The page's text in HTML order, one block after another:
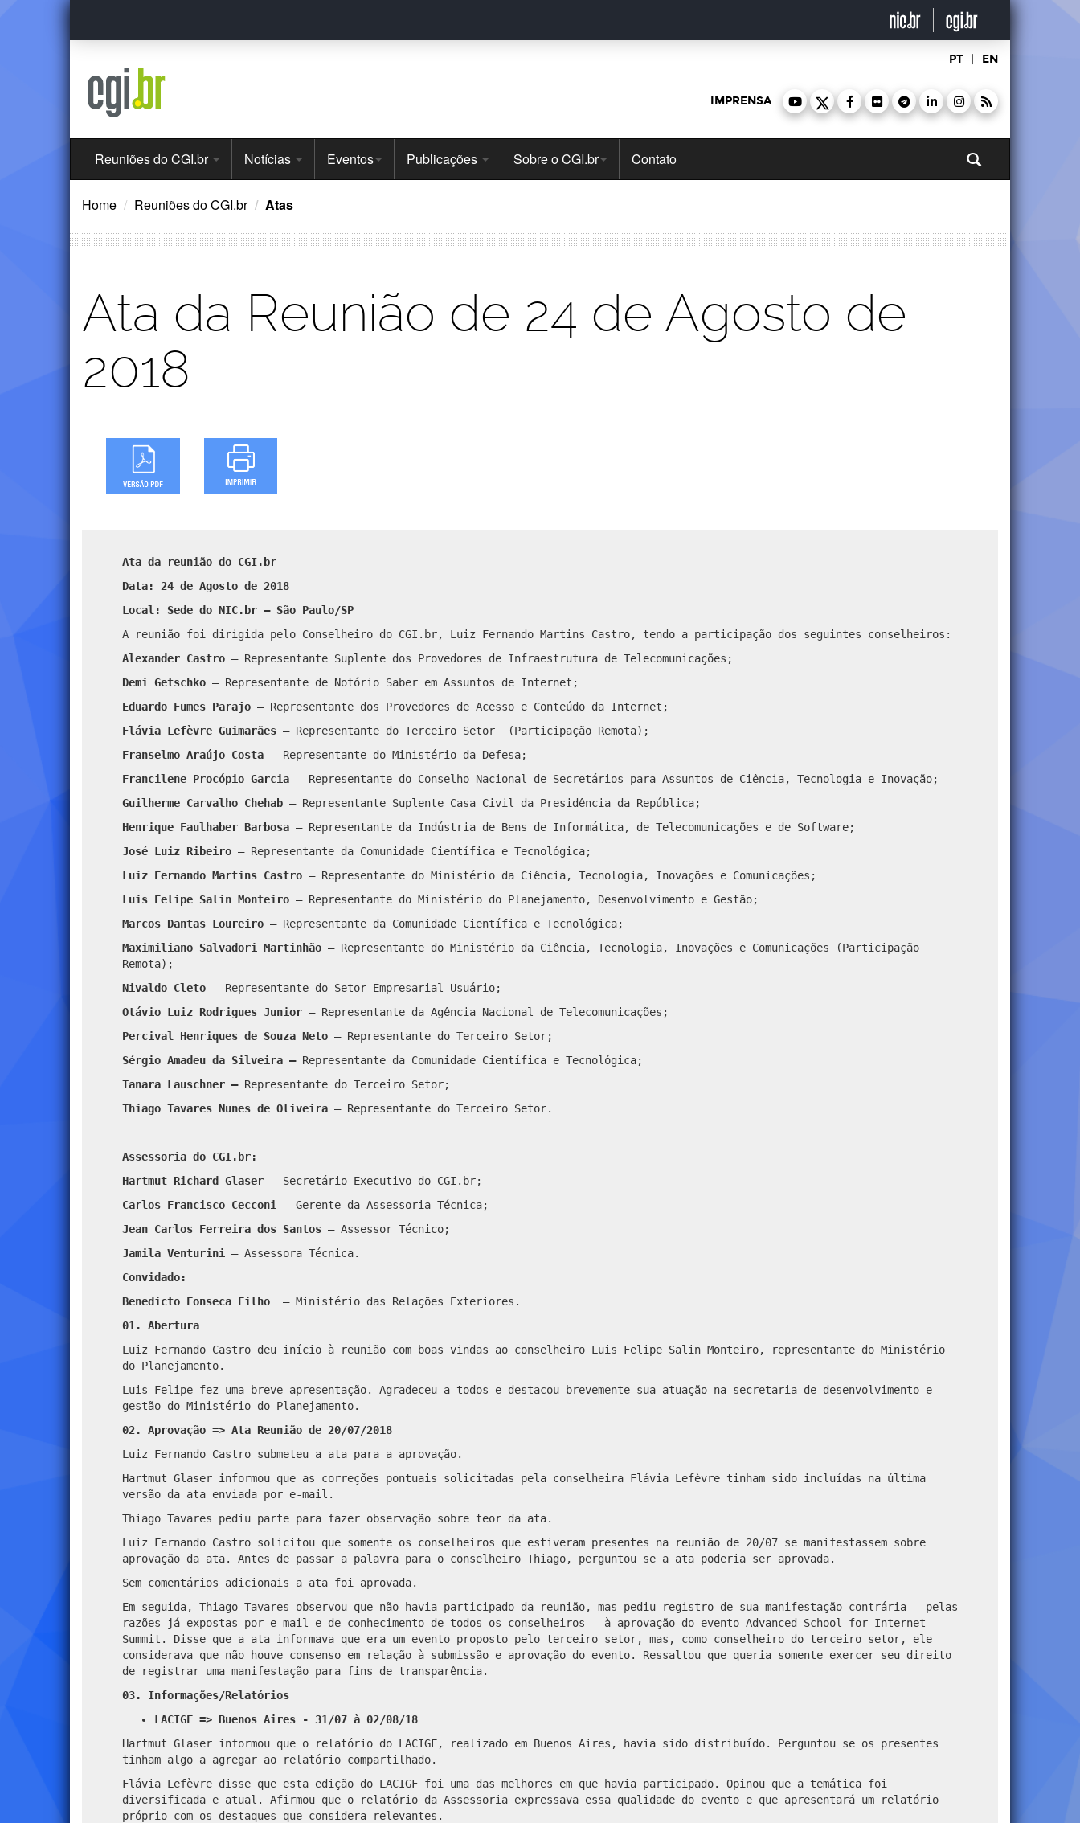
Ir
o
PT | EN
IMPRENSA
Menu
Principal
Reuniões do CGI.br Notícias Eventos Publicações Sobre o CGI.br Contato
Home Reuniões do CGI.br Atas
Ata da Reunião de 24 de Agosto de
2018
Ata da reunião do CGI.br
Data: 24 de Agosto de 2018
Local: Sede do NIC.br – São Paulo/SP
A reunião foi dirigida pelo Conselheiro do CGI.br, Luiz Fernando Martins Castro, tendo a participação dos seguintes conselheiros:
Alexander Castro – Representante Suplente dos Provedores de Infraestrutura de Telecomunicações;
Demi Getschko – Representante de Notório Saber em Assuntos de Internet;
Eduardo Fumes Parajo – Representante dos Provedores de Acesso e Conteúdo da Internet;
Flávia Lefèvre Guimarães – Representante do Terceiro Setor
(Participação Remota);
Franselmo Araújo Costa – Representante do Ministério da Defesa;
Francilene Procópio Garcia – Representante do Conselho Nacional de Secretários para Assuntos de Ciência, Tecnologia e Inovação;
Guilherme Carvalho Chehab – Representante Suplente Casa Civil da Presidência da República;
Henrique Faulhaber Barbosa – Representante da Indústria de Bens de Informática, de Telecomunicações e de Software;
José Luiz Ribeiro – Representante da Comunidade Científica e Tecnológica;
Luiz Fernando Martins Castro – Representante do Ministério da Ciência, Tecnologia, Inovações e Comunicações;
Luis Felipe Salin Monteiro – Representante do Ministério do Planejamento, Desenvolvimento e Gestão;
Marcos Dantas Loureiro – Representante da Comunidade Científica e Tecnológica;
Maximiliano Salvadori Martinhão – Representante do Ministério da Ciência, Tecnologia, Inovações e Comunicações (Participação
Remota);
Nivaldo Cleto – Representante do Setor Empresarial Usuário;
Otávio Luiz Rodrigues Junior – Representante da Agência Nacional de Telecomunicações;
Percival Henriques de Souza Neto – Representante do Terceiro Setor;
Sérgio Amadeu da Silveira –Representante da Comunidade Científica e Tecnológica;
Tanara Lauschner –Representante do Terceiro Setor;
Thiago Tavares Nunes de Oliveira – Representante do Terceiro Setor.
Assessoria do CGI.br:
Hartmut Richard Glaser – Secretário Executivo do CGI.br;
Carlos Francisco Cecconi – Gerente da Assessoria Técnica;
Jean Carlos Ferreira dos Santos – Assessor Técnico;
Jamila Venturini – Assessora Técnica.
Convidado:
Benedicto Fonseca Filho
– Ministério das Relações Exteriores.
01. Abertura
Luiz Fernando Castro deu início à reunião com boas vindas ao conselheiro Luis Felipe Salin Monteiro, representante do Ministério
do Planejamento.
Luis Felipe fez uma breve apresentação. Agradeceu a todos e destacou brevemente sua atuação na secretaria de desenvolvimento e
gestão do Ministério do Planejamento.
02. Aprovação => Ata Reunião de 20/07/2018
Luiz Fernando Castro submeteu a ata para a aprovação.
Hartmut Glaser informou que as correções pontuais solicitadas pela conselheira Flávia Lefèvre tinham sido incluídas na última
versão da ata enviada por e-mail.
Thiago Tavares pediu parte para fazer observação sobre teor da ata.
Luiz Fernando Castro solicitou que somente os conselheiros que estiveram presentes na reunião de 20/07 se manifestassem sobre
aprovação da ata. Antes de passar a palavra para o conselheiro Thiago, perguntou se a ata poderia ser aprovada.
Sem comentários adicionais a ata foi aprovada.
Em seguida, Thiago Tavares observou que não havia participado da reunião, mas pediu registro de sua manifestação contrária — pelas
razões já expostas por e-mail e de conhecimento de todos os conselheiros — à aprovação do evento Advanced School for Internet
Summit. Disse que a ata informava que era um evento proposto pelo terceiro setor, mas, como conselheiro do terceiro setor, ele
considerava que não houve consenso em relação à submissão e aprovação do evento. Ressaltou que queria somente exercer seu direito
de registrar uma manifestação para fins de transparência.
03. Informações/Relatórios
LACIGF => Buenos Aires - 31/07 à 02/08/18
Hartmut Glaser informou que o relatório do LACIGF, realizado em Buenos Aires, havia sido distribuído. Perguntou se os presentes
tinham algo a agregar ao relatório compartilhado.
Flávia Lefèvre disse que esta edição do LACIGF foi uma das melhores em que havia participado. Opinou que a temática foi
diversificada e atual. Afirmou que o relatório da Assessoria expressava essa qualidade do evento e que apresentará um relatório
próprio com os destaques que considera relevantes.